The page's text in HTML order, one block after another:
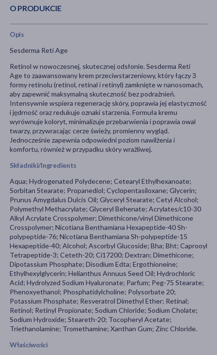
O PRODUKCIE
Opis
Sesderma Reti Age
Retinol w nowoczesnej, skutecznej odsłonie. Sesderma Reti
Age to zaawansowany krem przeciwstarzeniowy, który łączy 3
formy retinolu (retinol, retinal i retinyl) zamknięte w nanosomach,
aby zapewnić maksymalną skuteczność bez podrażnień.
Intensywnie wspiera regenerację skóry, poprawia jej elastyczność
i jędrność oraz redukuje oznaki starzenia. Formuła kremu
wyrównuje koloryt, minimalizuje przebarwienia i poprawia owal
twarzy, przywracając cerze świeży, promienny wygląd.
Jednocześnie zapewnia odpowiedni poziom nawilżenia i
komfortu, również w przypadku skóry wrażliwej.
Składniki/Ingredients
Aqua; Hydrogenated Polydecene; Cetearyl Ethylhexanoate;
Sorbitan Stearate; Propanediol; Cyclopentasiloxane; Glycerin;
Prunus Amygdalus Dulcis Oil; Glyceryl Stearate; Cetyl Alcohol;
Polymethyl Methacrylate; Glyceryl Behenate; Acrylates/c10-30
Alkyl Acrylate Crosspolymer; Dimethicone/vinyl Dimethicone
Crosspolymer; Nicotiana Benthamiana Hexapeptide-40 Sh-
polypeptide-76; Nicotiana Benthamiana Sh-polypeptide-15
Hexapeptide-40; Alcohol; Ascorbyl Glucoside; Bha; Bht; Caprooyl
Tetrapeptide-3; Ceteth-20; Ci17200; Dextran; Dimethicone;
Dipotassium Phosphate; Disodium Edta; Ergothioneine;
Ethylhexylglycerin; Helianthus Annuus Seed Oil; Hydrochloric
Acid; Hydrolyzed Sodium Hyaluronate; Parfum; Peg-75 Stearate;
Phenoxyethanol; Phosphatidylcholine; Polysorbate 20;
Potassium Phosphate; Resveratrol Dimethyl Ether; Retinal;
Retinol; Retinyl Propionate; Sodium Chloride; Sodium Cholate;
Sodium Hydroxide; Steareth-20; Tocopheryl Acetate;
Triethanolamine; Tromethamine; Xanthan Gum; Zinc Chloride.
Właściwości